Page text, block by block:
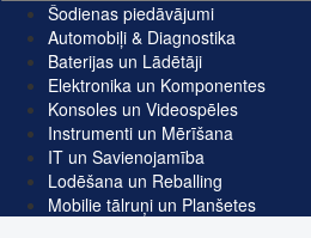
Šodienas piedāvājumi
Automobiļi & Diagnostika
Baterijas un Lādētāji
Elektronika un Komponentes
Konsoles un Videospēles
Instrumenti un Mērīšana
IT un Savienojamība
Lodēšana un Reballing
Mobilie tālruņi un Planšetes